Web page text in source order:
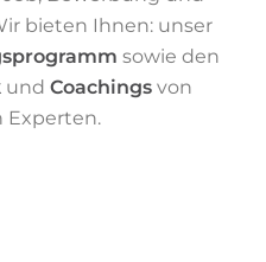
bieten Ihnen: unser
sowie den
und Coachingsvon
Experten.